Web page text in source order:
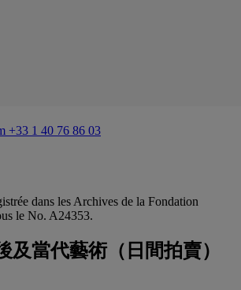
+33 1 40 76 86 03
dans les Archives de la Fondation
le No. A24353.
及當代藝術（日間拍賣）